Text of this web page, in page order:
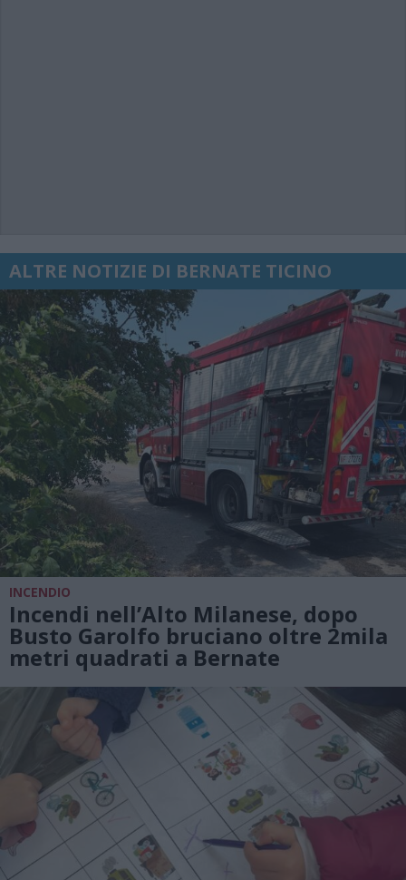
ALTRE NOTIZIE DI BERNATE TICINO
INCENDIO
Incendi nell’Alto Milanese, dopo
Busto Garolfo bruciano oltre 2mila
metri quadrati a Bernate